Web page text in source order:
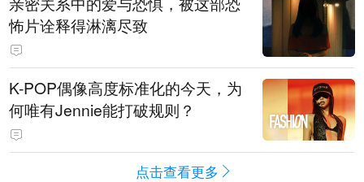
怖片诠释得淋漓尽致
K-POP偶像高度标准化的今天，为
何唯有Jennie能打破规则？
点击查看更多